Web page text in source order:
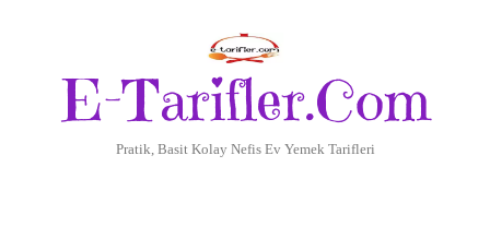
E-Tarifler.Com
Pratik, Basit Kolay Nefis Ev Yemek Tarifleri